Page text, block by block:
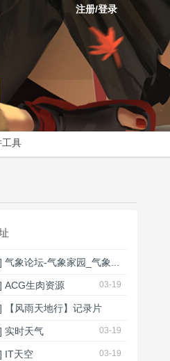
注册/登录
工具
气象论坛-气象家园_气象...
03-18
ACG生肉资源 03-19
【风雨天地行】记录片
03-20
实时天气 03-19
IT天空 03-19